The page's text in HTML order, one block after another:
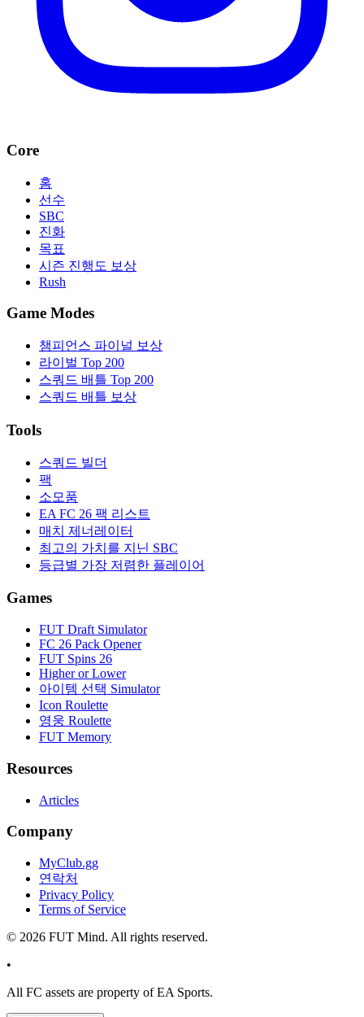
Core
홈
선수
SBC
진화
목표
시즌 진행도 보상
Rush
Game Modes
챔피언스 파이널 보상
라이벌 Top 200
스쿼드 배틀 Top 200
스쿼드 배틀 보상
Tools
스쿼드 빌더
팩
소모품
EA FC 26 팩 리스트
매치 제너레이터
최고의 가치를 지닌 SBC
등급별 가장 저렴한 플레이어
Games
FUT Draft Simulator
FC 26 Pack Opener
FUT Spins 26
Higher or Lower
아이템 선택 Simulator
Icon Roulette
영웅 Roulette
FUT Memory
Resources
Articles
Company
MyClub.gg
연락처
Privacy Policy
Terms of Service
© 2026 FUT Mind. All rights reserved.
•
All FC assets are property of EA Sports.